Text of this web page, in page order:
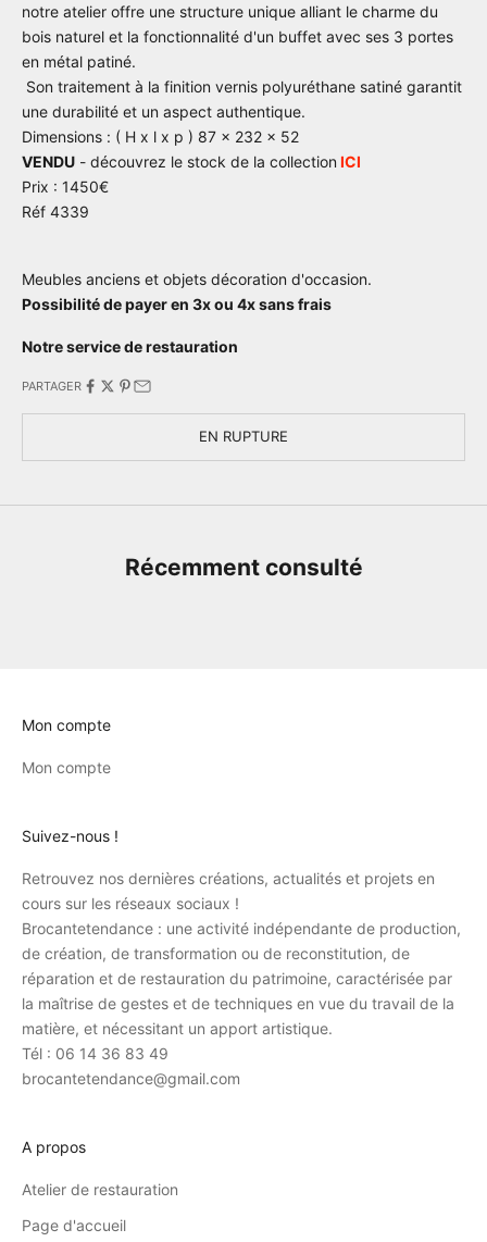
notre atelier offre une structure unique alliant le charme du
bois naturel et la fonctionnalité d'un buffet avec ses 3 portes
en métal patiné.
Son traitement à la finition vernis polyuréthane satiné garantit
une durabilité et un aspect authentique.
Dimensions : ( H x l x p ) 87 x 232 x 52
VENDU - découvrez le stock de la collection ICI
Prix : 1450€
Réf 4339
Meubles anciens et objets décoration d'occasion.
Possibilité de payer en 3x ou 4x sans frais
Notre service de restauration
PARTAGER
EN RUPTURE
Récemment consulté
Mon compte
Mon compte
Suivez-nous !
Retrouvez nos dernières créations, actualités et projets en
cours sur les réseaux sociaux !
Brocantetendance : une activité indépendante de production,
de création, de transformation ou de reconstitution, de
réparation et de restauration du patrimoine, caractérisée par
la maîtrise de gestes et de techniques en vue du travail de la
matière, et nécessitant un apport artistique.
Tél : 06 14 36 83 49
brocantetendance@gmail.com
A propos
Atelier de restauration
Page d'accueil